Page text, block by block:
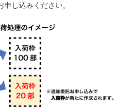
申し込みください。